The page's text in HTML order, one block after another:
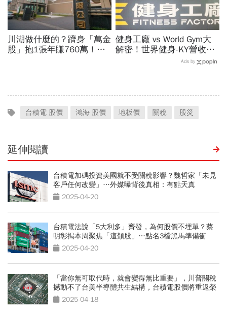
川湖做什麼的？躋身「萬金
股」抱1張年賺760萬！傳
健身工廠 vs World Gym大
解密！世界健身-KY營收大
勝，獲利卻輸給柏文？教練
Ads by
台積電 股價 鴻海 股價 地板價 關稅 股災
延伸閱讀
台積電加碼投資美國就不受關稅影響？魏哲家「未見
客戶任何改變」…外媒曝背後真相：有點天真
2025-04-20
台積電法說「5大利多」齊發，為何股價不埋單？蔡
明彰揭本周聚焦「這類股」…點名3檔黑馬準備衝
2025-04-20
「當你無可取代時，就會變得無比重要」，川普關稅
撼動不了台美半導體共生結構，台積電股價將重返榮
耀 2025-04-18